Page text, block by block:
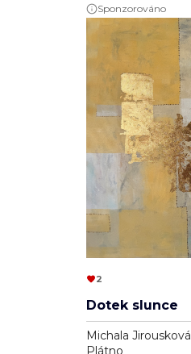
Sponzorováno
2
Dotek slunce
Michala Jirousková
Plátno